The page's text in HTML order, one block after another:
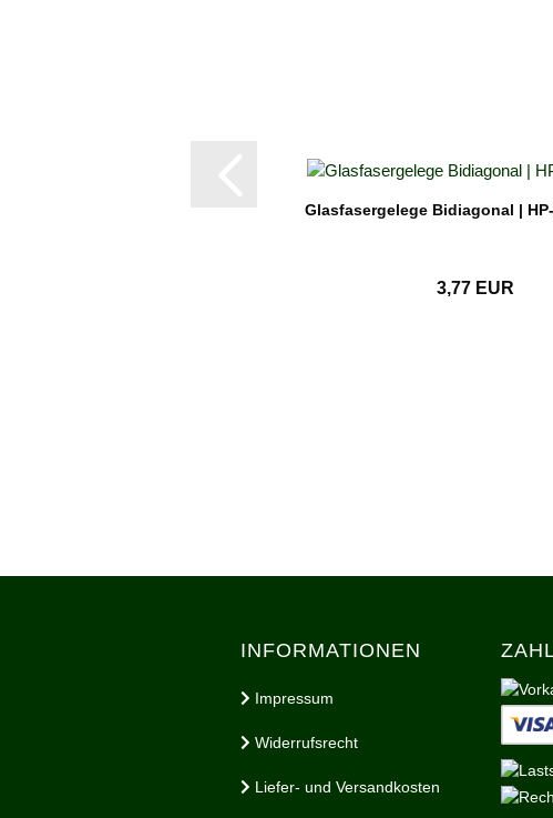
Glasfasergelege Bidiagonal |
3,77 EUR
INFORMATIONEN
Impressum
Widerrufsrecht
Liefer- und Versandkosten